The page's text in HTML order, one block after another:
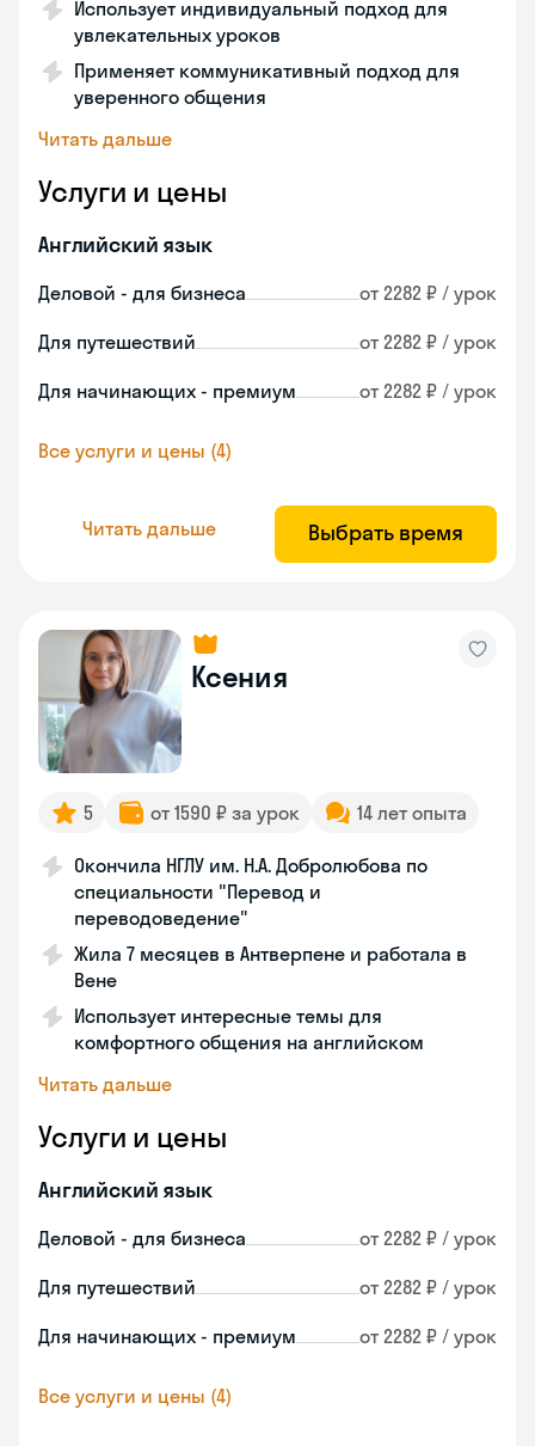
Использует индивидуальный подход для
увлекательных уроков
Применяет коммуникативный подход для
уверенного общения
Читать дальше
Услуги и цены
Английский язык
Деловой - для бизнеса от 2282 ₽ / урок
Для путешествий от 2282 ₽ / урок
Для начинающих - премиум от 2282 ₽ / урок
Все услуги и цены (4)
Читать дальше Выбрать время
Ксения
5 от 1590 ₽ за урок 14 лет опыта
Окончила НГЛУ им. Н.А. Добролюбова по
специальности "Перевод и
переводоведение"
Жила 7 месяцев в Антверпене и работала в
Вене
Использует интересные темы для
комфортного общения на английском
Читать дальше
Услуги и цены
Английский язык
Деловой - для бизнеса от 2282 ₽ / урок
Для путешествий от 2282 ₽ / урок
Для начинающих - премиум от 2282 ₽ / урок
Все услуги и цены (4)